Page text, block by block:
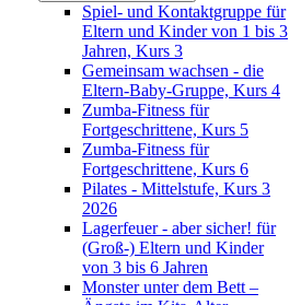
Spiel- und Kontaktgruppe für
Eltern und Kinder von 1 bis 3
Jahren, Kurs 3
Gemeinsam wachsen - die
Eltern-Baby-Gruppe, Kurs 4
Zumba-Fitness für
Fortgeschrittene, Kurs 5
Zumba-Fitness für
Fortgeschrittene, Kurs 6
Pilates - Mittelstufe, Kurs 3
2026
Lagerfeuer - aber sicher! für
(Groß-) Eltern und Kinder
von 3 bis 6 Jahren
Monster unter dem Bett –